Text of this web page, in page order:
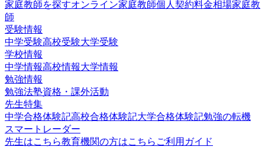
家庭教師を探すオンライン家庭教師個人契約料金相場家庭教
師
受験情報
中学受験高校受験大学受験
学校情報
中学情報高校情報大学情報
勉強情報
勉強法塾資格・課外活動
先生特集
中学合格体験記高校合格体験記大学合格体験記勉強の転機
スマートレーダー
先生はこちら教育機関の方はこちら ご利用ガイド